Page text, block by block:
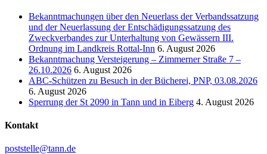
Bekanntmachungen über den Neuerlass der Verbandssatzung
und der Neuerlassung der Entschädigungssatzung des
Zweckverbandes zur Unterhaltung von Gewässern III.
Ordnung im Landkreis Rottal-Inn 6. August 2026
Bekanntmachung Versteigerung – Zimmerner Straße 7 –
26.10.2026 6. August 2026
ABC-Schützen zu Besuch in der Bücherei, PNP, 03.08.2026
6. August 2026
Sperrung der St 2090 in Tann und in Eiberg 4. August 2026
Kontakt
poststelle@tann.de